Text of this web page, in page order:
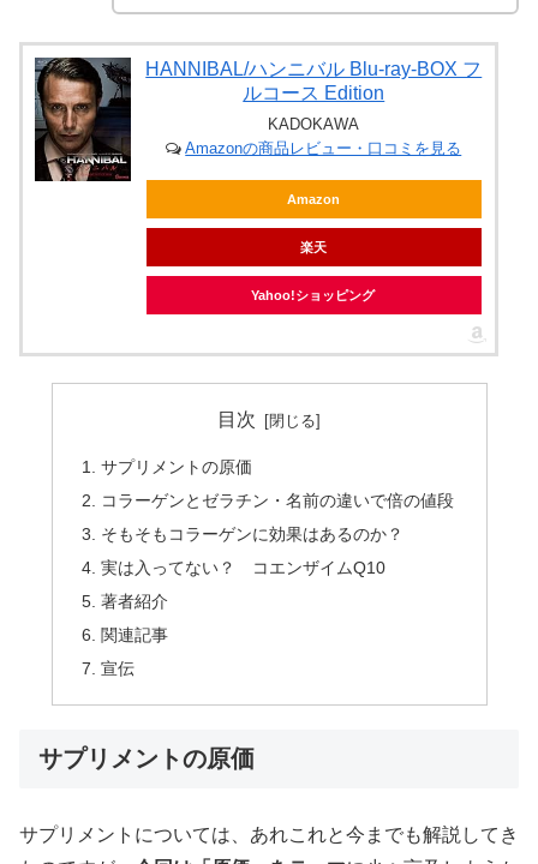
HANNIBAL/ハンニバル Blu-ray-BOX フ
ルコース Edition
KADOKAWA
Amazonの商品レビュー・口コミを見る
Amazon
楽天
Yahoo!ショッピング
目次
サプリメントの原価
コラーゲンとゼラチン・名前の違いで倍の値段
そもそもコラーゲンに効果はあるのか？
実は入ってない？ コエンザイムQ10
著者紹介
関連記事
宣伝
サプリメントの原価
サプリメントについては、あれこれと今までも解説してき